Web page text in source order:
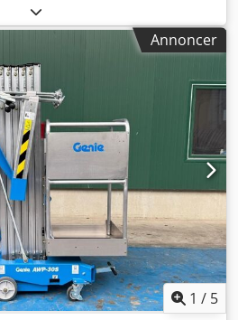
Annoncer
1 / 5